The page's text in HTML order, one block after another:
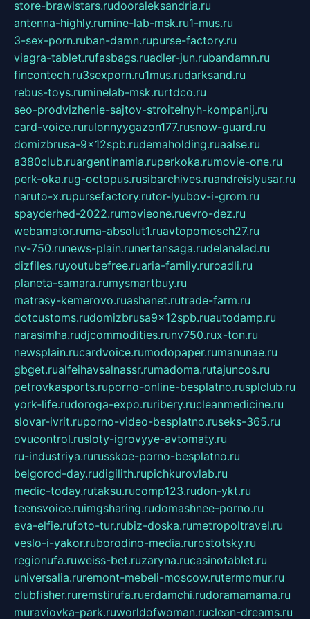
store-brawlstars.rudooraleksandria.ru
antenna-highly.rumine-lab-msk.ru1-mus.ru
3-sex-porn.ruban-damn.rupurse-factory.ru
viagra-tablet.rufasbags.ruadler-jun.rubandamn.ru
fincontech.ru3sexporn.ru1mus.rudarksand.ru
rebus-toys.ruminelab-msk.rurtdco.ru
seo-prodvizhenie-sajtov-stroitelnyh-kompanij.ru
card-voice.rurulonnyygazon177.rusnow-guard.ru
domizbrusa-9x12spb.rudemaholding.ruaalse.ru
a380club.ruargentinamia.ruperkoka.rumovie-one.ru
perk-oka.rug-octopus.rusibarchives.ruandreislyusar.ru
naruto-x.rupursefactory.rutor-lyubov-i-grom.ru
spayderhed-2022.rumovieone.ruevro-dez.ru
webamator.ruma-absolut1.ruavtopomosch27.ru
nv-750.runews-plain.runertansaga.rudelanalad.ru
dizfiles.ruyoutubefree.ruaria-family.ruroadli.ru
planeta-samara.rumysmartbuy.ru
matrasy-kemerovo.ruashanet.rutrade-farm.ru
dotcustoms.rudomizbrusa9x12spb.ruautodamp.ru
narasimha.rudjcommodities.runv750.rux-ton.ru
newsplain.rucardvoice.rumodopaper.rumanunae.ru
gbget.rualfeihavsalnassr.rumadoma.rutajuncos.ru
petrovkasports.ruporno-online-besplatno.rusplclub.ru
york-life.rudoroga-expo.ruribery.rucleanmedicine.ru
slovar-ivrit.ruporno-video-besplatno.ruseks-365.ru
ovucontrol.rusloty-igrovyye-avtomaty.ru
ru-industriya.rurusskoe-porno-besplatno.ru
belgorod-day.rudigilith.rupichkurovlab.ru
medic-today.rutaksu.rucomp123.rudon-ykt.ru
teensvoice.ruimgsharing.rudomashnee-porno.ru
eva-elfie.rufoto-tur.rubiz-doska.rumetropoltravel.ru
veslo-i-yakor.ruborodino-media.rurostotsky.ru
regionufa.ruweiss-bet.ruzaryna.rucasinotablet.ru
universalia.ruremont-mebeli-moscow.rutermomur.ru
clubfisher.ruremstirufa.ruerdamchi.rudoramamama.ru
muraviovka-park.ruworldofwoman.ruclean-dreams.ru